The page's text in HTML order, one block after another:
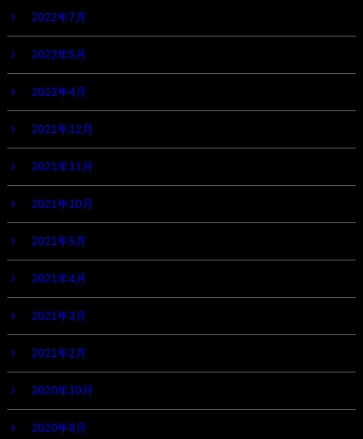
2022年7月
2022年5月
2022年4月
2021年12月
2021年11月
2021年10月
2021年5月
2021年4月
2021年3月
2021年2月
2020年10月
2020年8月